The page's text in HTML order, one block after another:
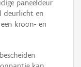
paneeldeur
deurlicht en
kroon- en